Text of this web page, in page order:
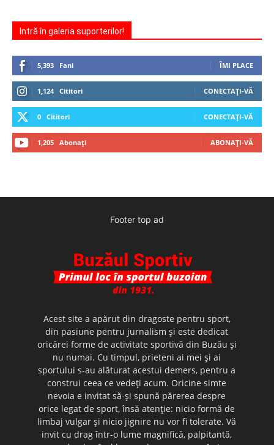
Intră în galeria suporterilor!
5,393 Fani ÎMI PLACE
1,124 Cititori CONECTAȚI-VĂ
0 Cititori CONECTAȚI-VĂ
1,205 Abonați ABONAȚI-VĂ
Footer top ad
Acest site a apărut din dragoste pentru sport,
din pasiune pentru jurnalism şi este dedicat
oricărei forme de activitate sportivă din Buzău şi
nu numai. Cu timpul, prieteni ai mei şi ai
sportului s-au alăturat acestui demers, pentru a
construi ceea ce vedeţi acum. Oricine simte
nevoia e invitat să-şi spună părerea despre
orice legat de sport, însă atenţie: nicio formă de
limbaj vulgar şi nicio jignire nu vor fi tolerate. Vă
invit cu drag într-o lume magnifică, palpitantă,